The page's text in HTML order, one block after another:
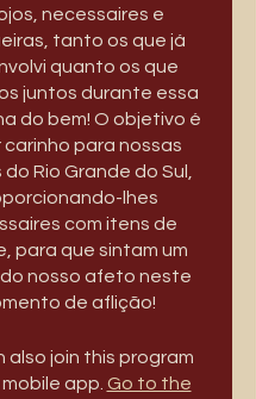
necessaires e
tanto os que já
quanto os que
juntos durante essa
do bem! O objetivo é
carinho para nossas
do Rio Grande do Sul,
lhes
com itens de
para que sintam um
nosso afeto neste
de aflição!
also join this program
app. Go to the